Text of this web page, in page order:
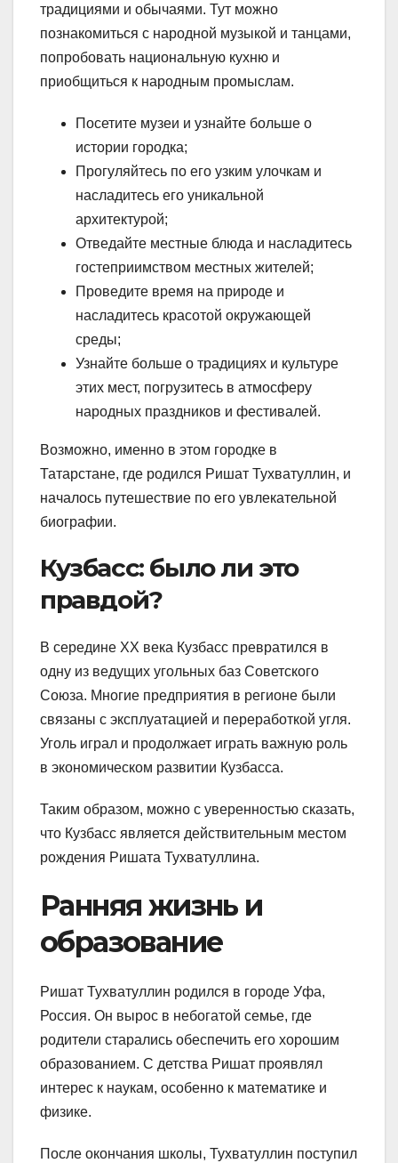
традициями и обычаями. Тут можно
познакомиться с народной музыкой и танцами,
попробовать национальную кухню и
приобщиться к народным промыслам.
Посетите музеи и узнайте больше о
истории городка;
Прогуляйтесь по его узким улочкам и
насладитесь его уникальной
архитектурой;
Отведайте местные блюда и насладитесь
гостеприимством местных жителей;
Проведите время на природе и
насладитесь красотой окружающей
среды;
Узнайте больше о традициях и культуре
этих мест, погрузитесь в атмосферу
народных праздников и фестивалей.
Возможно, именно в этом городке в
Татарстане, где родился Ришат Тухватуллин, и
началось путешествие по его увлекательной
биографии.
Кузбасс: было ли это
правдой?
В середине XX века Кузбасс превратился в
одну из ведущих угольных баз Советского
Союза. Многие предприятия в регионе были
связаны с эксплуатацией и переработкой угля.
Уголь играл и продолжает играть важную роль
в экономическом развитии Кузбасса.
Таким образом, можно с уверенностью сказать,
что Кузбасс является действительным местом
рождения Ришата Тухватуллина.
Ранняя жизнь и
образование
Ришат Тухватуллин родился в городе Уфа,
Россия. Он вырос в небогатой семье, где
родители старались обеспечить его хорошим
образованием. С детства Ришат проявлял
интерес к наукам, особенно к математике и
физике.
После окончания школы, Тухватуллин поступил